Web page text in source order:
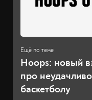
Hoops: новый
про
баскетболу